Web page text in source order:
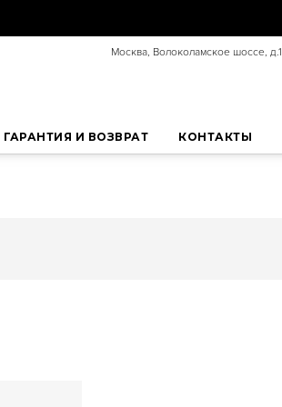
Москва, Волоколамское шоссе, д.1
ГАРАНТИЯ И ВОЗВРАТ КОНТАКТЫ